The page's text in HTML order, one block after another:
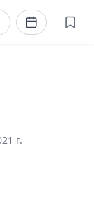
г.